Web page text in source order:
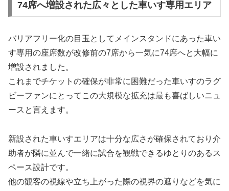
74席へ増設された広々とした車いす専用エリア
バリアフリー化の目玉としてメインスタンドにあった車い
す専用の座席数が改修前の7席から一気に74席へと大幅に
増設されました。
これまでチケットの確保が非常に困難だった車いすのラグ
ビーファンにとってこの大規模な拡充は最も喜ばしいニュ
ースと言えます。
新設された車いすエリアは十分な広さが確保されており介
助者が隣に並んで一緒に試合を観戦できるゆとりのあるス
ペース設計です。
他の観客の視線や立ち上がった際の視界の遮りなどを気に